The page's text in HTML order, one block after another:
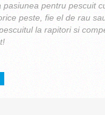
pasiunea pentru pescuit
peste, fie el de rau
la rapitori si